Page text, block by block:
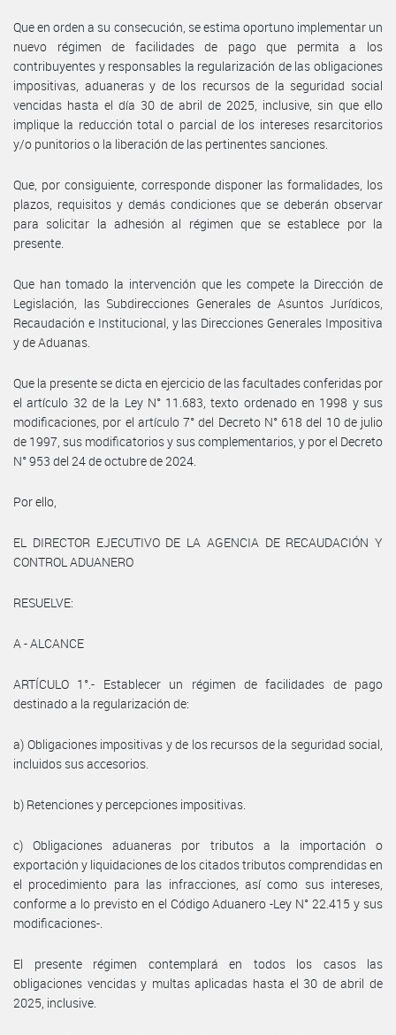
Que en orden a su consecución, se estima oportuno implementar un
nuevo régimen de facilidades de pago que permita a los
contribuyentes y responsables la regularización de las obligaciones
impositivas, aduaneras y de los recursos de la seguridad social
vencidas hasta el día 30 de abril de 2025, inclusive, sin que ello
implique la reducción total o parcial de los intereses resarcitorios
y/o punitorios o la liberación de las pertinentes sanciones.
Que, por consiguiente, corresponde disponer las formalidades, los
plazos, requisitos y demás condiciones que se deberán observar
para solicitar la adhesión al régimen que se establece por la
presente.
Que han tomado la intervención que les compete la Dirección de
Legislación, las Subdirecciones Generales de Asuntos Jurídicos,
Recaudación e Institucional, y las Direcciones Generales Impositiva
y de Aduanas.
Que la presente se dicta en ejercicio de las facultades conferidas por
el artículo 32 de la Ley N° 11.683, texto ordenado en 1998 y sus
modificaciones, por el artículo 7° del Decreto N° 618 del 10 de julio
de 1997, sus modificatorios y sus complementarios, y por el Decreto
N° 953 del 24 de octubre de 2024.
Por ello,
EL DIRECTOR EJECUTIVO DE LA AGENCIA DE RECAUDACIÓN Y
CONTROL ADUANERO
RESUELVE:
A - ALCANCE
ARTÍCULO 1°.- Establecer un régimen de facilidades de pago
destinado a la regularización de:
a) Obligaciones impositivas y de los recursos de la seguridad social,
incluidos sus accesorios.
b) Retenciones y percepciones impositivas.
c) Obligaciones aduaneras por tributos a la importación o
exportación y liquidaciones de los citados tributos comprendidas en
el procedimiento para las infracciones, así como sus intereses,
conforme a lo previsto en el Código Aduanero -Ley N° 22.415 y sus
modificaciones-.
El presente régimen contemplará en todos los casos las
obligaciones vencidas y multas aplicadas hasta el 30 de abril de
2025, inclusive.